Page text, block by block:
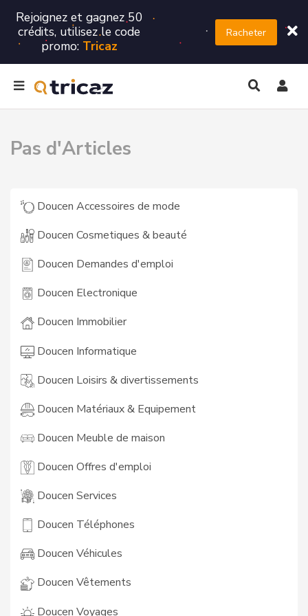
Rejoignez et gagnez 50
crédits, utilisez le code
promo: Tricaz
Racheter
Pas d'Articles
Doucen Accessoires de mode
Doucen Cosmetiques & beauté
Doucen Demandes d'emploi
Doucen Electronique
Doucen Immobilier
Doucen Informatique
Doucen Loisirs & divertissements
Doucen Matériaux & Equipement
Doucen Meuble de maison
Doucen Offres d'emploi
Doucen Services
Doucen Téléphones
Doucen Véhicules
Doucen Vêtements
Doucen Voyages